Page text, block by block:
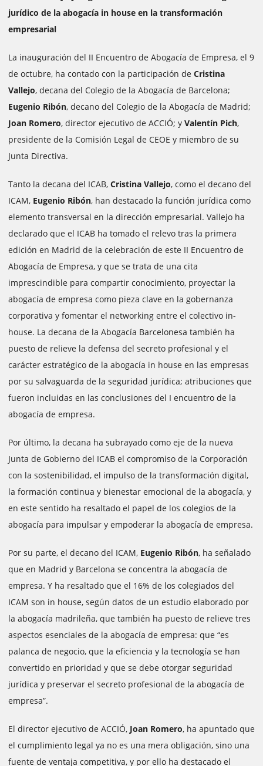
jurídico de la abogacía in house en la transformación
empresarial
La inauguración del II Encuentro de Abogacía de Empresa, el 9
de octubre, ha contado con la participación de Cristina
Vallejo, decana del Colegio de la Abogacía de Barcelona;
Eugenio Ribón, decano del Colegio de la Abogacía de Madrid;
Joan Romero, director ejecutivo de ACCIÓ; y Valentín Pich,
presidente de la Comisión Legal de CEOE y miembro de su
Junta Directiva.
Tanto la decana del ICAB, Cristina Vallejo, como el decano del
ICAM, Eugenio Ribón, han destacado la función jurídica como
elemento transversal en la dirección empresarial. Vallejo ha
declarado que el ICAB ha tomado el relevo tras la primera
edición en Madrid de la celebración de este II Encuentro de
Abogacía de Empresa, y que se trata de una cita
imprescindible para compartir conocimiento, proyectar la
abogacía de empresa como pieza clave en la gobernanza
corporativa y fomentar el networking entre el colectivo in-
house. La decana de la Abogacía Barcelonesa también ha
puesto de relieve la defensa del secreto profesional y el
carácter estratégico de la abogacía in house en las empresas
por su salvaguarda de la seguridad jurídica; atribuciones que
fueron incluidas en las conclusiones del I encuentro de la
abogacía de empresa.
Por último, la decana ha subrayado como eje de la nueva
Junta de Gobierno del ICAB el compromiso de la Corporación
con la sostenibilidad, el impulso de la transformación digital,
la formación continua y bienestar emocional de la abogacía, y
en este sentido ha resaltado el papel de los colegios de la
abogacía para impulsar y empoderar la abogacía de empresa.
Por su parte, el decano del ICAM, Eugenio Ribón, ha señalado
que en Madrid y Barcelona se concentra la abogacía de
empresa. Y ha resaltado que el 16% de los colegiados del
ICAM son in house, según datos de un estudio elaborado por
la abogacía madrileña, que también ha puesto de relieve tres
aspectos esenciales de la abogacía de empresa: que “es
palanca de negocio, que la eficiencia y la tecnología se han
convertido en prioridad y que se debe otorgar seguridad
jurídica y preservar el secreto profesional de la abogacía de
empresa”.
El director ejecutivo de ACCIÓ, Joan Romero, ha apuntado que
el cumplimiento legal ya no es una mera obligación, sino una
fuente de ventaja competitiva, y por ello ha destacado el